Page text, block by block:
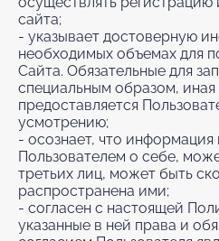
сайта;
- указывает достоверную
необходимых объемах для
Сайта. Обязательные для
специальным образом,
предоставляется
усмотрению;
- осознает, что
Пользователем о себе,
третьих лиц, может быть
распространена ими;
- согласен с настоящей
указанные в ней права и